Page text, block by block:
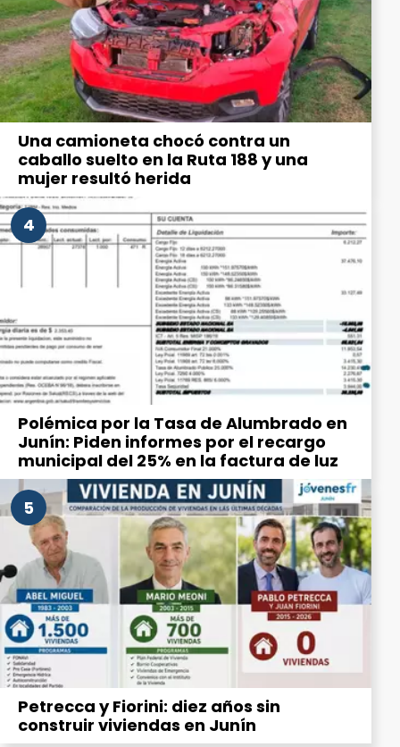
Una camioneta chocó contra un
caballo suelto en la Ruta 188 y una
mujer resultó herida
4
Polémica por la Tasa de Alumbrado en
Junín: Piden informes por el recargo
municipal del 25% en la factura de luz
5
Petrecca y Fiorini: diez años sin
construir viviendas en Junín